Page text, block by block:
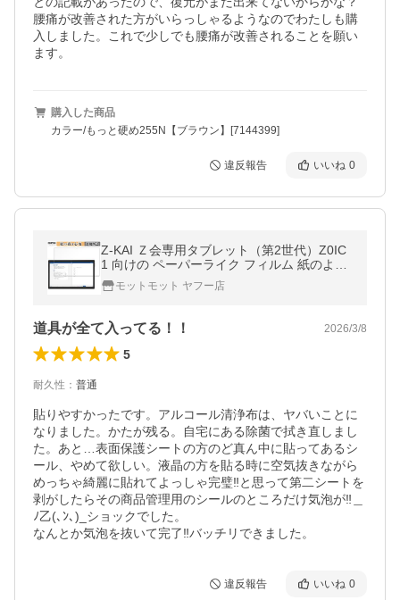
腰痛が改善された方がいらっしゃるようなのでわたしも購
入しました。これで少しでも腰痛が改善されることを願い
ます。
購入した商品
カラー/もっと硬め255N【ブラウン】[7144399]
違反報告 いいね 0
Z-KAI Ｚ会専用タブレット（第2世代）Z0IC
1 向けの ペーパーライク フィルム 紙のよう
な書き心地 保護フィルム 日本製
モットモット ヤフー店
道具が全て入ってる！！ 2026/3/8
5
耐久性 ： 普通
貼りやすかったです。アルコール清浄布は、ヤバいことに
なりました。かたが残る。自宅にある除菌で拭き直しまし
た。あと…表面保護シートの方のど真ん中に貼ってあるシ
ール、やめて欲しい。液晶の方を貼る時に空気抜きながら
めっちゃ綺麗に貼れてよっしゃ完璧‼︎と思って第二シートを
剥がしたらその商品管理用のシールのところだけ気泡が‼︎＿
ﾉ乙(､ﾝ､)_ショックでした。
なんとか気泡を抜いて完了‼︎バッチリできました。
違反報告 いいね 0